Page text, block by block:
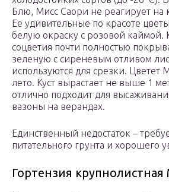
Блю, Мисс Саори не реагирует на
Ее удивительные по красоте
белую окраску с розовой каймой.
соцветия почти полностью
зеленую с сиреневым отливом
используются для срезки. Цветет
лето. Куст вырастает не выше 1
отлично подходит для
вазоны на верандах.
Единственный недостаток –
питательного грунта и хорошего
Гортензия крупнолистная